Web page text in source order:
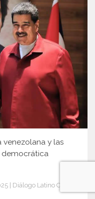
y las
| Diálogo Latino Cubano